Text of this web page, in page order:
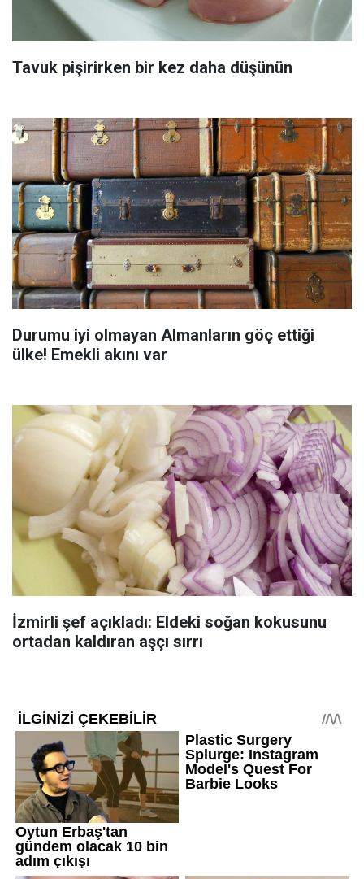
Tavuk pişirirken bir kez daha düşünün
Durumu iyi olmayan Almanların göç ettiği
ülke! Emekli akını var
İzmirli şef açıkladı: Eldeki soğan kokusunu
ortadan kaldıran aşçı sırrı